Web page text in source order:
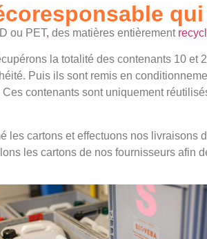
ou PET, des matières entièrement
la totalité des contenants 10 et
Puis ils sont remis en
contenants sont uniquement
les cartons et effectuons nos livraisons
les cartons de nos fournisseurs afin